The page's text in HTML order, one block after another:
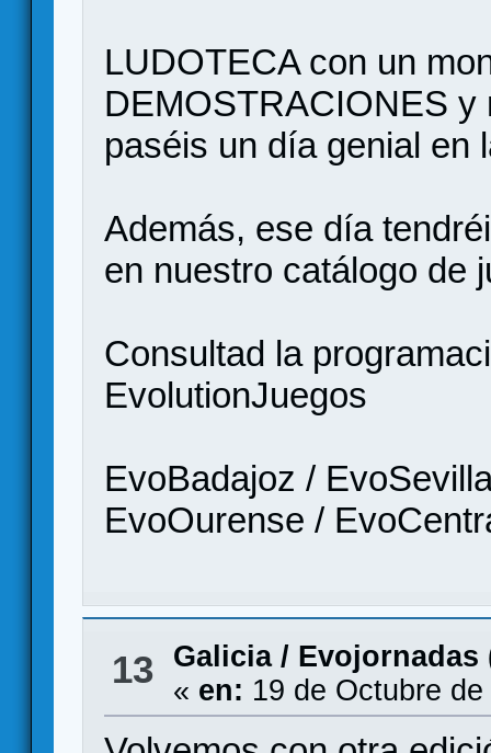
LUDOTECA con un
DEMOSTRACIONES
paséis un día genial en
Además, ese día
en nuestro catálogo de
Consultad la
EvolutionJuegos
EvoBadajoz /
EvoOurense /
13 Galicia/ Evojornadas
« en: 19 de Octubre